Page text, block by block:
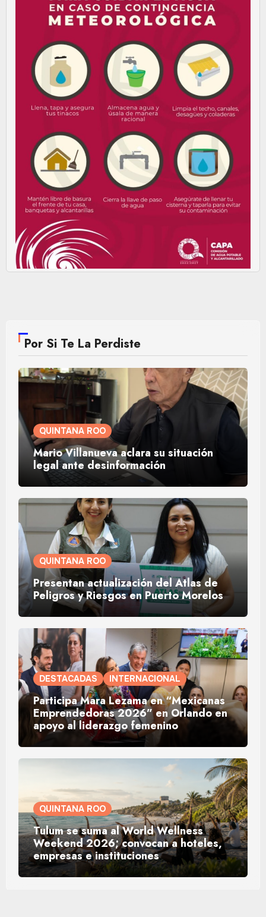
Por Si Te La Perdiste
QUINTANA ROO
Mario Villanueva aclara su situación
legal ante desinformación
QUINTANA ROO
Presentan actualización del Atlas de
Peligros y Riesgos en Puerto Morelos
DESTACADAS INTERNACIONAL
Participa Mara Lezama en “Mexicanas
Emprendedoras 2026” en Orlando en
apoyo al liderazgo femenino
QUINTANA ROO
Tulum se suma al World Wellness
Weekend 2026; convocan a hoteles,
empresas e instituciones